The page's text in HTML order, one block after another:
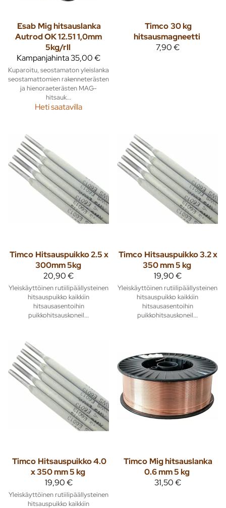
Esab Mig hitsauslanka
Autrod OK 12.51 1,0mm
5kg/rll
Kampanjahinta35,00 €
Kuparoitu, seostamaton yleislanka
seostamattomien rakenneterästen
ja hienoraeterästen MAG-
hitsauk...
Heti saatavilla
Timco 30 kg
hitsausmagneetti
7,90 €
Timco Hitsauspuikko 2.5 x
300mm 5kg
20,90 €
Yleiskäyttöinen rutiilipäällysteinen
hitsauspuikko kaikkiin
hitsausasentoihin
puikkohitsauskoneil...
Timco Hitsauspuikko 3.2 x
350 mm 5 kg
19,90 €
Yleiskäyttöinen rutiilipäällysteinen
hitsauspuikko kaikkiin
hitsausasentoihin
puikkohitsauskoneil...
Timco Hitsauspuikko 4.0
x 350 mm 5 kg
19,90 €
Yleiskäyttöinen rutiilipäällysteinen
hitsauspuikko kaikkiin
Timco Mig hitsauslanka
0.6 mm 5 kg
31,50 €